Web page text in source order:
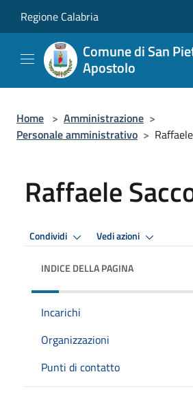
Regione Calabria
Comune di San
Apostolo
Home > Amministrazione >
Personale amministrativo >
Raffaele
Condividi Vedi azioni
INDICE DELLA PAGINA
Incarichi
Organizzazioni
Punti di contatto